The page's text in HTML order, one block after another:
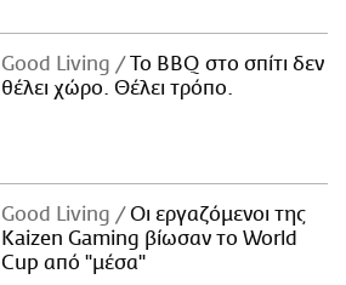
Good Living
Το BBQ στο σπίτι δεν
θέλει χώρο. Θέλει τρόπο.
Good Living
Οι εργαζόμενοι της
Kaizen Gaming βίωσαν το World
Cup από "μέσα"